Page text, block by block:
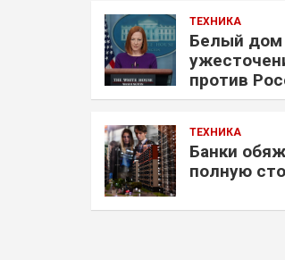
ТЕХНИКА
Белый дом
против
ТЕХНИКА
Банки
полную